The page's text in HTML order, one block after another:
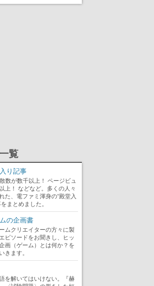
覧
り記事
数が数千以上！ ページビュ
上！ などなど。多くの人々
た、電ファミ渾身の“殿堂入
まとめました。
の企画書
ムクリエイターの方々に製
ピソードをお聞きし、ヒッ
画（ゲーム）とは何か？を
きます。
を解いてはいけない。『赫